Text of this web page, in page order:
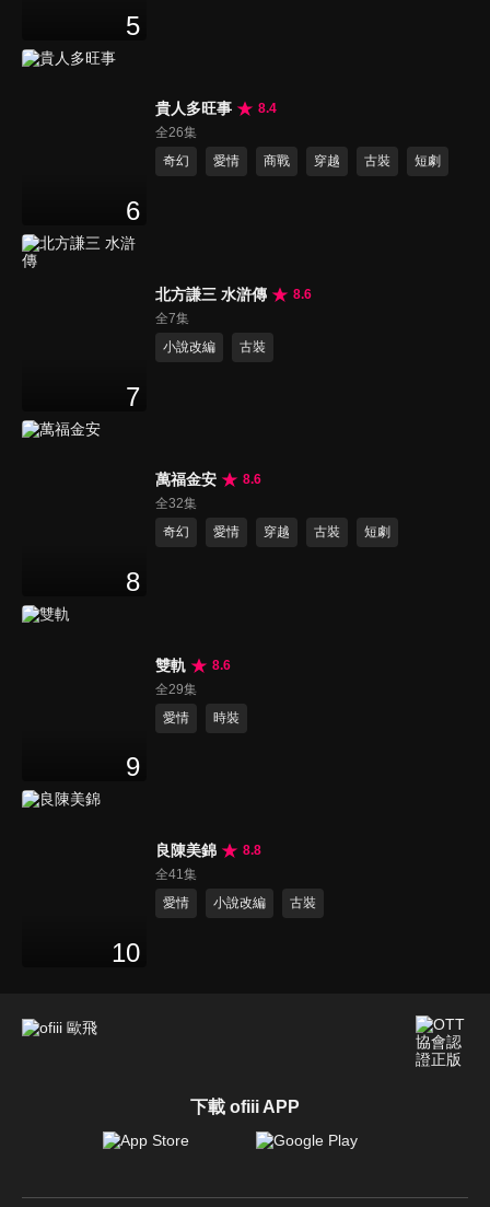
5
6
貴人多旺事
8.4
全26集
奇幻
愛情 商戰 穿越 古裝 短劇
7
北方謙三 水滸傳
8.6
全7集
小說改編
古裝
8
萬福金安
8.6
全32集
奇幻
愛情 穿越 古裝 短劇
9
雙軌
8.6
全29集
愛情
時裝
10
良陳美錦
8.8
全41集
愛情
小說改編 古裝
下載 ofiii APP